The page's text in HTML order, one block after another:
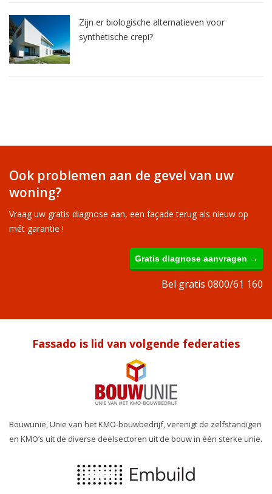
Zijn er biologische alternatieven voor
synthetische crepi?
Ook problemen aan de gevel van uw
woning?
Vraag uw gratis diagnose aan, een façade terug als nieuw op
mét garantie !
Gratis diagnose aanvragen →
Bel gratis 0800/61 160
Fassado is lid van volgende federaties
Bouwunie, Unie van het KMO-bouwbedrijf, verenigt de zelfstandigen
en KMO’s uit de diverse deelsectoren uit de bouw in één sterke unie.